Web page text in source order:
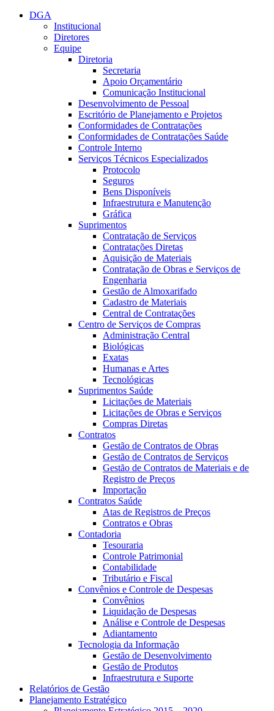
Conteúdo principal
DGA
Institucional
Diretores
Equipe
Diretoria
Secretaria
Apoio Orçamentário
Comunicação Institucional
Desenvolvimento de Pessoal
Escritório de Planejamento e Projetos
Conformidades de Contratações
Conformidades de Contratações Saúde
Controle Interno
Serviços Técnicos Especializados
Protocolo
Seguros
Bens Disponíveis
Infraestrutura e Manutenção
Gráfica
Suprimentos
Contratação de Serviços
Contratações Diretas
Aquisição de Materiais
Contratação de Obras e Serviços de
Engenharia
Gestão de Almoxarifado
Cadastro de Materiais
Central de Contratações
Centro de Serviços de Compras
Administração Central
Biológicas
Exatas
Humanas e Artes
Tecnológicas
Suprimentos Saúde
Licitações de Materiais
Licitações de Obras e Serviços
Compras Diretas
Contratos
Gestão de Contratos de Obras
Gestão de Contratos de Serviços
Gestão de Contratos de Materiais e de
Registro de Preços
Importação
Contratos Saúde
Atas de Registros de Preços
Contratos e Obras
Contadoria
Tesouraria
Controle Patrimonial
Contabilidade
Tributário e Fiscal
Convênios e Controle de Despesas
Convênios
Liquidação de Despesas
Análise e Controle de Despesas
Adiantamento
Tecnologia da Informação
Gestão de Desenvolvimento
Gestão de Produtos
Infraestrutura e Suporte
Relatórios de Gestão
Planejamento Estratégico